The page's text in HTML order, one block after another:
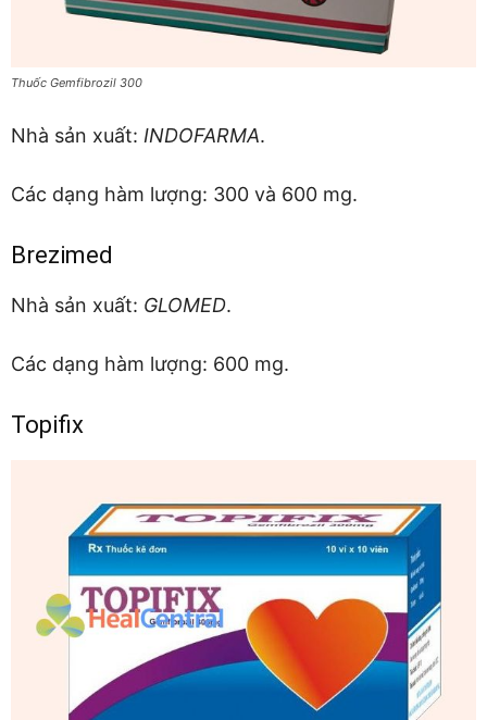
Thuốc Gemfibrozil 300
Nhà sản xuất: INDOFARMA.
Các dạng hàm lượng: 300 và 600 mg.
Brezimed
Nhà sản xuất: GLOMED.
Các dạng hàm lượng: 600 mg.
Topifix